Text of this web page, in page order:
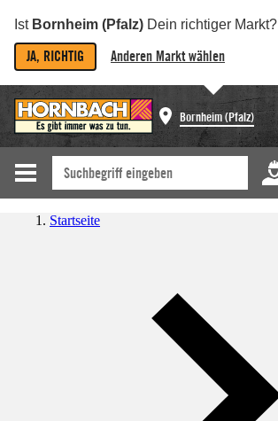
Ist Bornheim (Pfalz) Dein richtiger Markt?
JA, RICHTIG Anderen Markt wählen
Bornheim (Pfalz)
Startseite